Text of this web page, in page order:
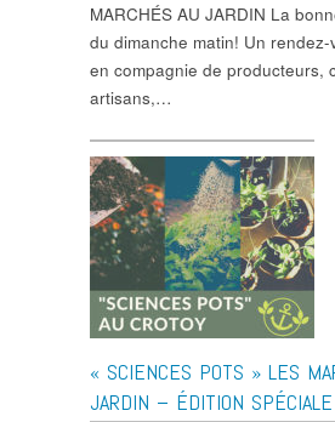
MARCHÉS AU JARDIN La
du dimanche matin! Un
en compagnie de producteurs,
artisans,…
« SCIENCES POTS » LES
JARDIN – ÉDITION SPÉCIALE